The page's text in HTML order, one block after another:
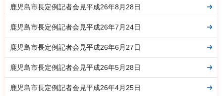
鹿児島市長定例記者会見平成26年8月28日
鹿児島市長定例記者会見平成26年7月24日
鹿児島市長定例記者会見平成26年6月27日
鹿児島市長定例記者会見平成26年5月28日
鹿児島市長定例記者会見平成26年4月25日